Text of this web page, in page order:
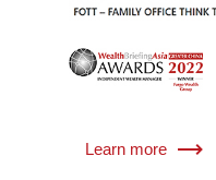
Learn more